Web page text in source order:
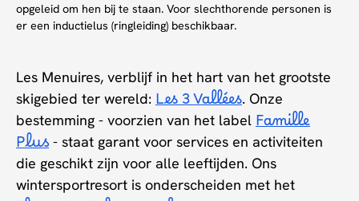
opgeleid om hen bij te staan. Voor slechthorende personen is
er een inductielus (ringleiding) beschikbaar.
Les Menuires, verblijf in het hart van het grootste
skigebied ter wereld: Les 3 Vallées. Onze
bestemming - voorzien van het label Famille
Plus - staat garant voor services en activiteiten
die geschikt zijn voor alle leeftijden. Ons
wintersportresort is onderscheiden met het